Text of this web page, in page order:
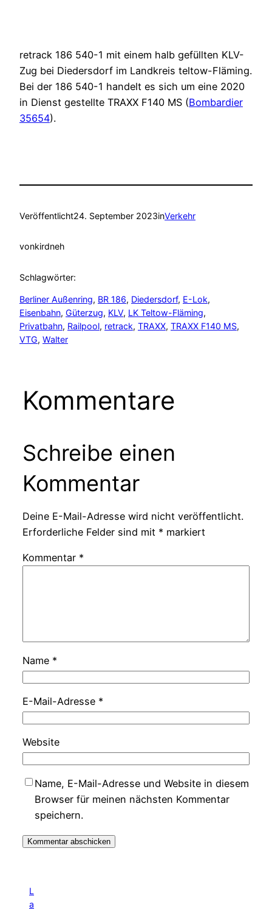
retrack 186 540-1 mit einem halb gefüllten KLV-
Zug bei Diedersdorf im Landkreis teltow-Fläming.
Bei der 186 540-1 handelt es sich um eine 2020
in Dienst gestellte TRAXX F140 MS (Bombardier
35654).
Veröffentlicht24. September 2023inVerkehr
vonkirdneh
Schlagwörter:
Berliner Außenring, BR 186, Diedersdorf, E-Lok
Eisenbahn, Güterzug, KLV, LK Teltow-Fläming
Privatbahn, Railpool, retrack, TRAXX, TRAXX F140 MS
VTG, Walter
Kommentare
Schreibe einen
Kommentar
Deine E-Mail-Adresse wird nicht veröffentlicht.
Erforderliche Felder sind mit * markiert
Kommentar *
Name *
E-Mail-Adresse *
Website
Name, E-Mail-Adresse und Website in diesem
Browser für meinen nächsten Kommentar
speichern.
L
a